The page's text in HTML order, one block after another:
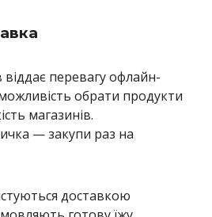
віддає перевагу офлайн-
обрати продукти
магазинів.
— закупи раз на
доставкою